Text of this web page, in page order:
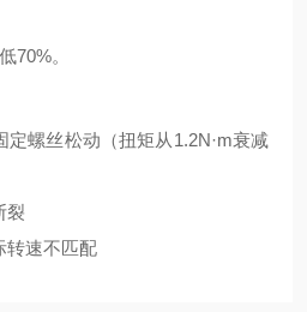
70%。
定螺丝松动（扭矩从1.2N·m衰减
裂
转速不匹配